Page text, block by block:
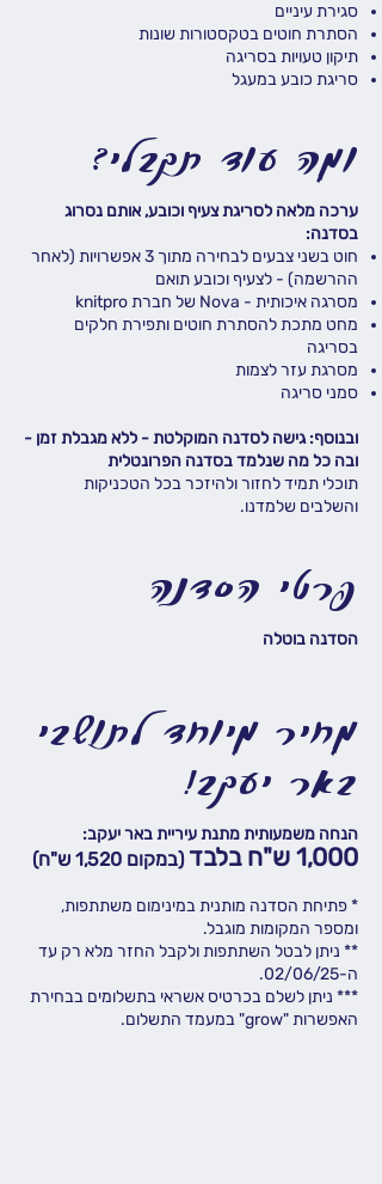
סגירת עיניים
הסתרת חוטים בטקסטורות שונות
תיקון טעויות בסריגה
סריגת כובע במעגל
ומה עוד תקבלי?
ערכה מלאה לסריגת צעיף וכובע, אותם נסרוג
בסדנה:
חוט בשני צבעים לבחירה מתוך 3 אפשרויות (לאחר
ההרשמה) - לצעיף וכובע תואם
מסרגה איכותית - Nova של חברת knitpro
מחט מתכת להסתרת חוטים ותפירת חלקים
בסריגה
מסרגת עזר לצמות
סמני סריגה
​ובנוסף: גישה לסדנה המוקלטת - ללא מגבלת זמן -
ובה כל מה שנלמד בסדנה הפרונטלית
תוכלי תמיד לחזור ולהיזכר בכל הטכניקות
והשלבים שלמדנו.
פרטי הסדנה
הסדנה בוטלה
מחיר מיוחד לתושבי
באר יעקב!
הנחה משמעותית מתנת עיריית באר יעקב:
1,000 ש"ח בלבד (במקום 1,520 ש"ח)
* פתיחת הסדנה מותנית במינימום משתתפות,
ומספר המקומות מוגבל.
** ניתן לבטל השתתפות ולקבל החזר מלא רק עד
ה-02/06/25.
*** ניתן לשלם בכרטיס אשראי בתשלומים בבחירת
האפשרות "grow" במעמד התשלום.